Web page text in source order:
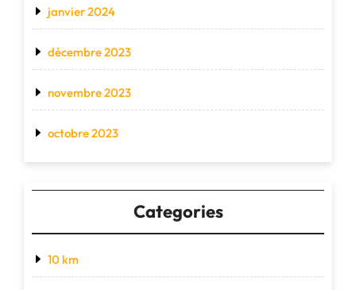
janvier 2024
décembre 2023
novembre 2023
octobre 2023
Categories
10 km